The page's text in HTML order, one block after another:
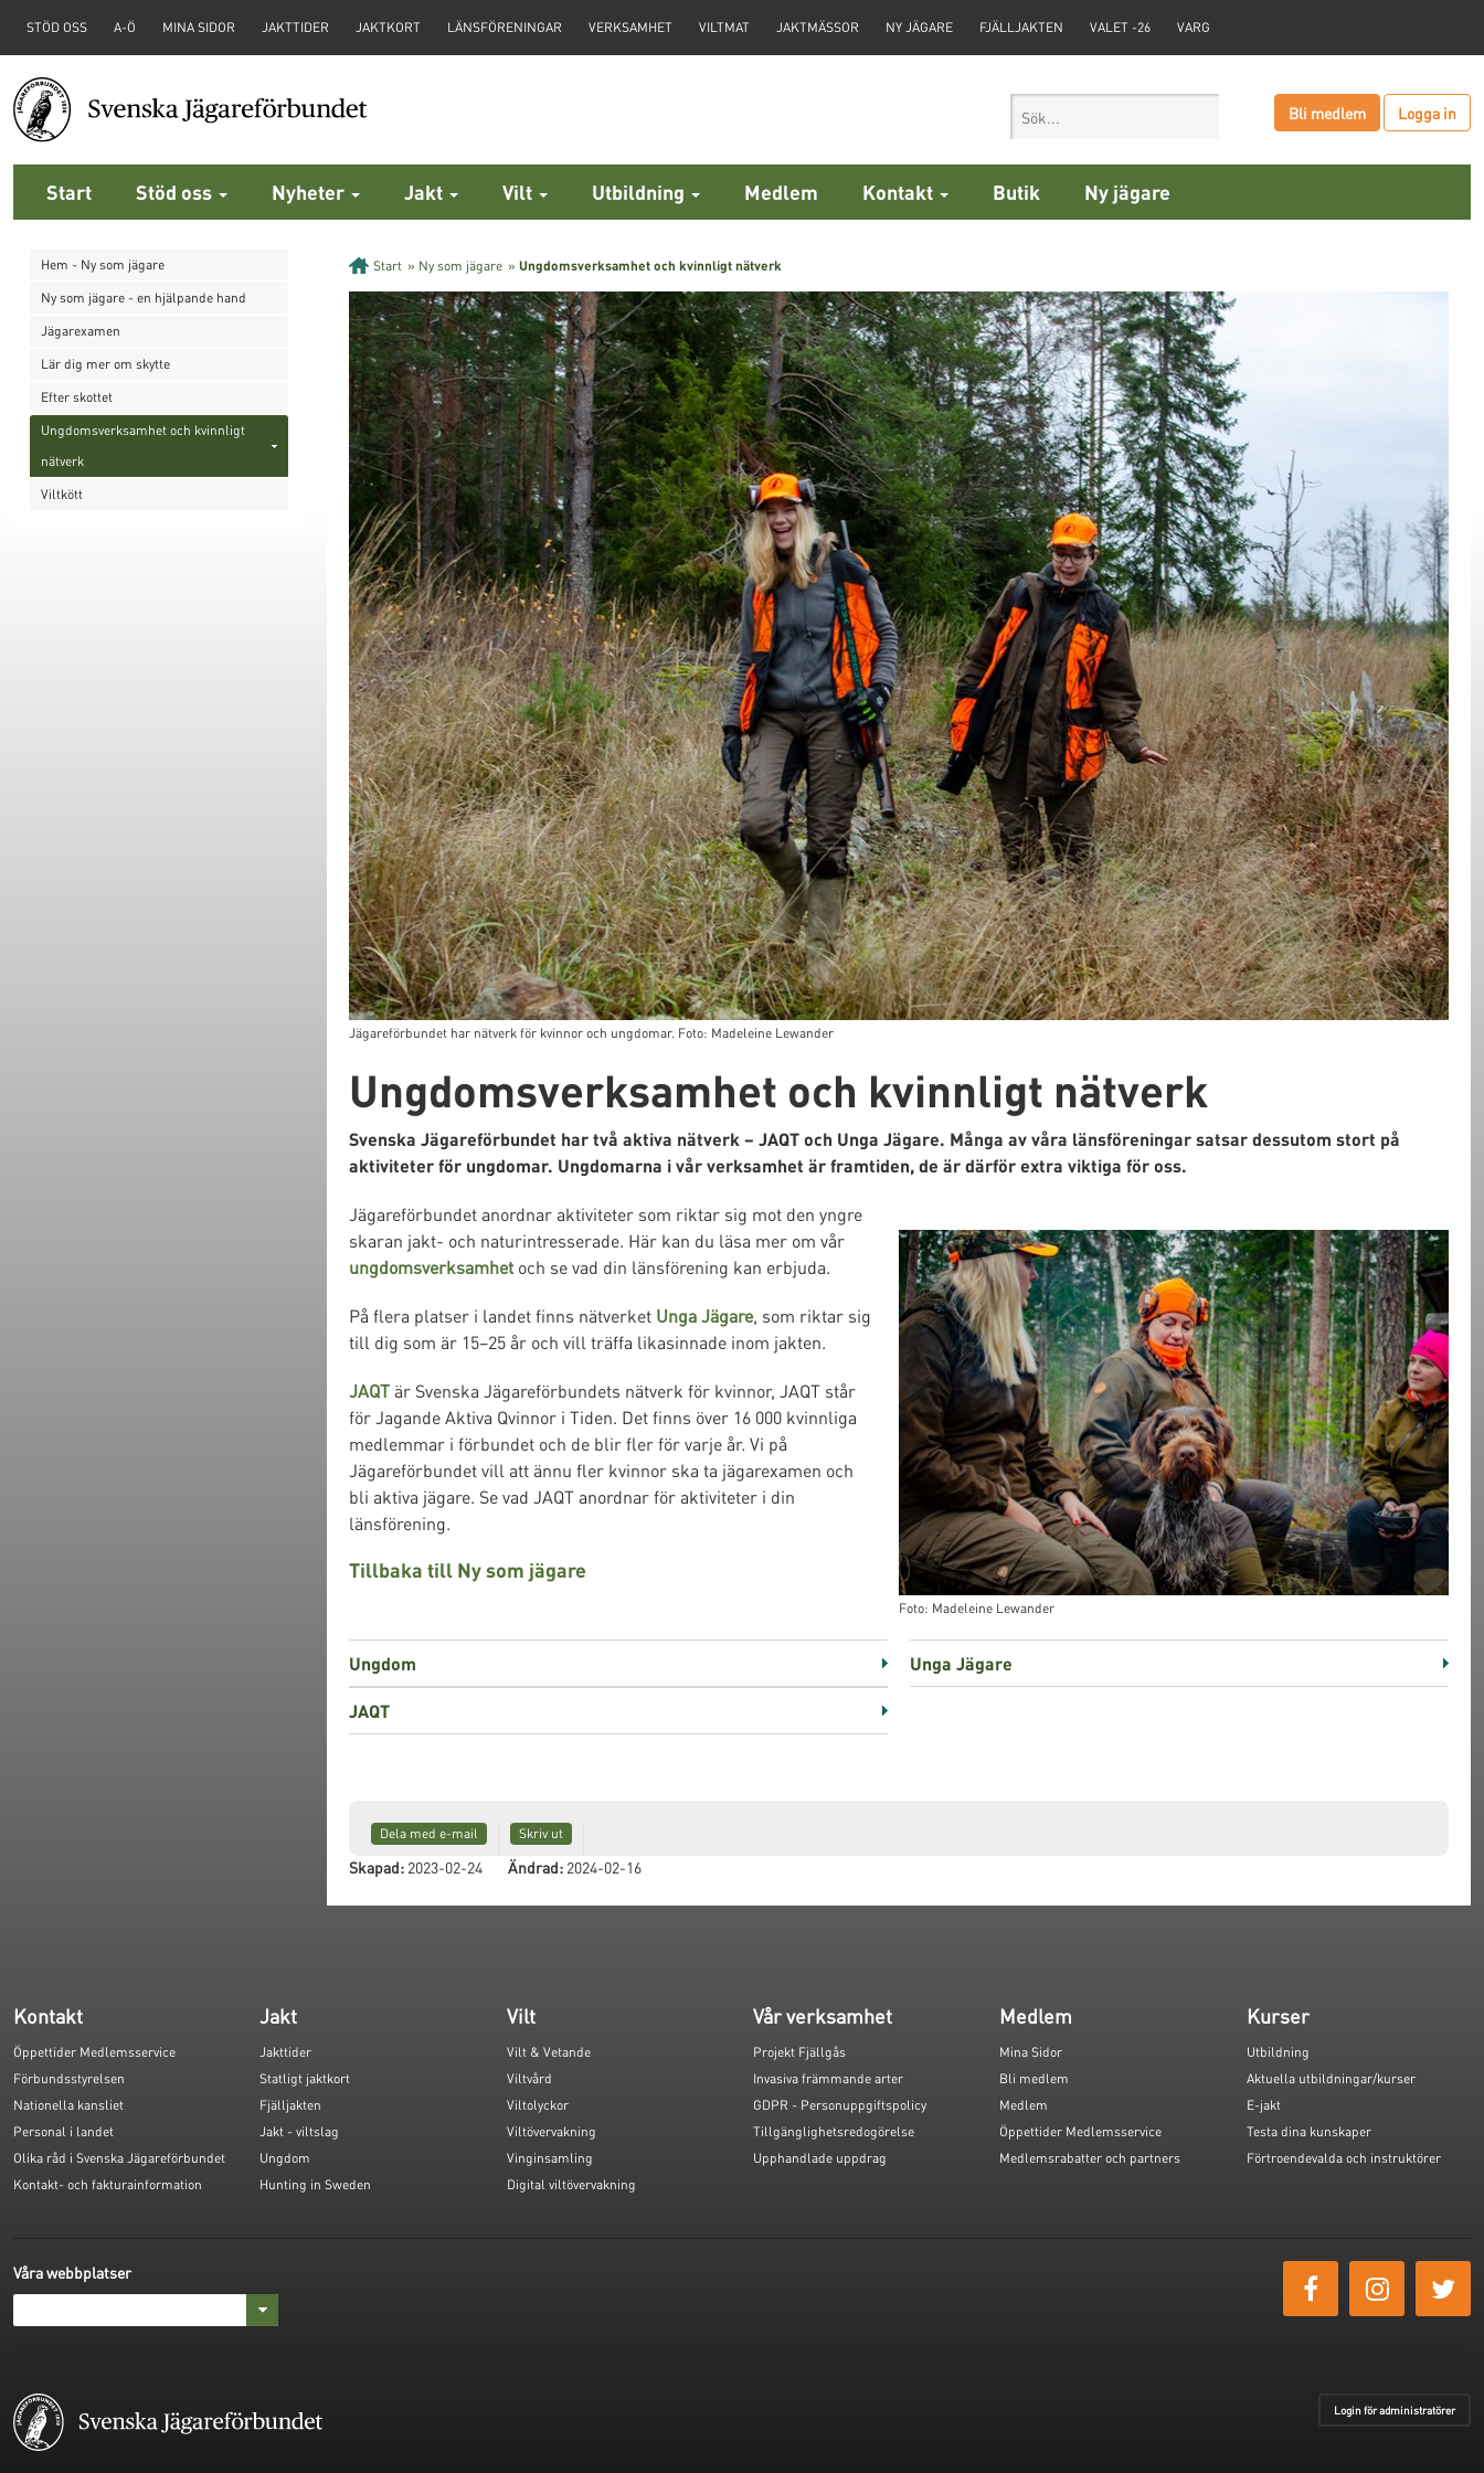
STÖD OSS A-Ö MINA SIDOR JAKTTIDER JAKTKORT LÄNSFÖRENINGAR VERKSAMHET VILTMAT JAKTMÄSSOR NY JÄGARE FJÄLLJAKTEN VALET -26 VARG
Bli medlem Logga in
Start Stöd oss Nyheter Jakt Vilt Utbildning Medlem Kontakt Butik Ny jägare
Hem - Ny som jägare
Ny som jägare - en hjälpande hand
Jägarexamen
Lär dig mer om skytte
Efter skottet
Ungdomsverksamhet och kvinnligt
nätverk
Viltkött
Start » Ny som jägare » Ungdomsverksamhet och kvinnligt nätverk
Jägareförbundet har nätverk för kvinnor och ungdomar. Foto: Madeleine Lewander
Ungdomsverksamhet och kvinnligt nätverk
Svenska Jägareförbundet har två aktiva nätverk – JAQT och Unga Jägare. Många av våra länsföreningar satsar dessutom stort på
aktiviteter för ungdomar. Ungdomarna i vår verksamhet är framtiden, de är därför extra viktiga för oss.
Foto: Madeleine Lewander
Jägareförbundet anordnar aktiviteter som riktar sig mot den yngre
skaran jakt- och naturintresserade. Här kan du läsa mer om vår
ungdomsverksamhetoch se vad din länsförening kan erbjuda.
På flera platser i landet finns nätverket Unga Jägare, som riktar sig
till dig som är 15–25 år och vill träffa likasinnade inom jakten.
JAQTär Svenska Jägareförbundets nätverk för kvinnor, JAQT står
för Jagande Aktiva Qvinnor i Tiden. Det finns över 16 000 kvinnliga
medlemmar i förbundet och de blir fler för varje år. Vi på
Jägareförbundet vill att ännu fler kvinnor ska ta jägarexamen och
bli aktiva jägare. Se vad JAQT anordnar för aktiviteter i din
länsförening.
Tillbaka till Ny som jägare
Ungdom Unga Jägare
JAQT
Dela med e-mail Skriv ut
Skapad:2023-02-24 Ändrad:2024-02-16
Kontakt
Öppettider Medlemsservice
Förbundsstyrelsen
Nationella kansliet
Personal i landet
Olika råd i Svenska Jägareförbundet
Kontakt- och fakturainformation
Jakt
Jakttider
Statligt jaktkort
Fjälljakten
Jakt - viltslag
Ungdom
Hunting in Sweden
Vilt
Vilt & Vetande
Viltvård
Viltolyckor
Viltövervakning
Vinginsamling
Digital viltövervakning
Vår verksamhet
Projekt Fjällgås
Invasiva främmande arter
GDPR - Personuppgiftspolicy
Tillgänglighetsredogörelse
Upphandlade uppdrag
Medlem
Mina Sidor
Bli medlem
Medlem
Öppettider Medlemsservice
Medlemsrabatter och partners
Kurser
Utbildning
Aktuella utbildningar/kurser
E-jakt
Testa dina kunskaper
Förtroendevalda och instruktörer
Våra webbplatser
Login för administratörer